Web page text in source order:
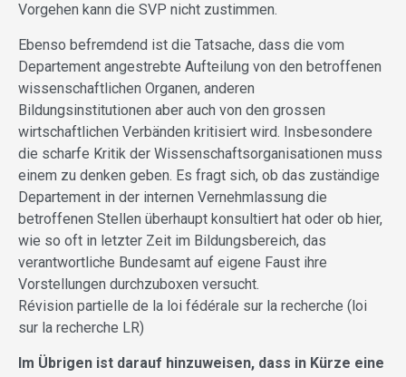
Vorgehen kann die SVP nicht zustimmen.
Ebenso befremdend ist die Tatsache, dass die vom
Departement angestrebte Aufteilung von den betroffenen
wissenschaftlichen Organen, anderen
Bildungsinstitutionen aber auch von den grossen
wirtschaftlichen Verbänden kritisiert wird. Insbesondere
die scharfe Kritik der Wissenschaftsorganisationen muss
einem zu denken geben. Es fragt sich, ob das zuständige
Departement in der internen Vernehmlassung die
betroffenen Stellen überhaupt konsultiert hat oder ob hier,
wie so oft in letzter Zeit im Bildungsbereich, das
verantwortliche Bundesamt auf eigene Faust ihre
Vorstellungen durchzuboxen versucht.
Révision partielle de la loi fédérale sur la recherche (loi
sur la recherche LR)
Im Übrigen ist darauf hinzuweisen, dass in Kürze eine